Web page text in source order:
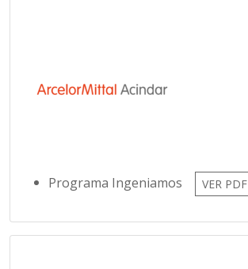
Programa Ingeniamos VER PDF